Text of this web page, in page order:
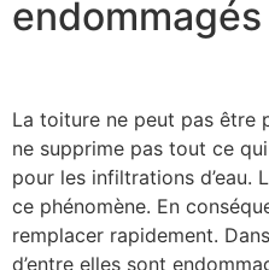
endommagés
La toiture ne peut pas être
ne supprime pas tout ce
pour les infiltrations d’eau.
ce phénomène. En
remplacer rapidement.
d’entre elles sont